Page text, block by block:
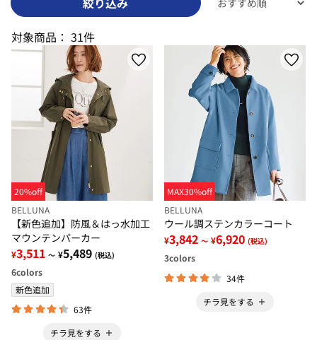
対象商品： 31件
20%off
BELLUNA
【新色追加】防風＆はっ水加工
マウンテンパーカー
¥3,511 ～ ¥5,489 (税込)
6colors
新色追加
63件
チラ見をする
MAX30%off
BELLUNA
ウール調ステンカラーコート
¥3,842 ～ ¥6,920 (税込)
3colors
34件
チラ見をする